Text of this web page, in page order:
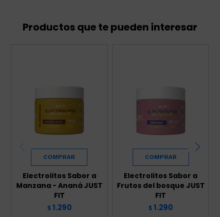
Productos que te pueden interesar
Electrolitos Sabor a
Manzana - Ananá JUST
FIT
$ 1.290
Electrolitos Sabor a
Frutos del bosque JUST
FIT
$ 1.290